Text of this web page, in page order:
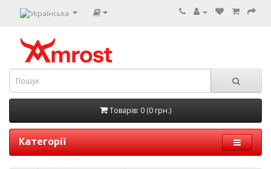
Товарів: 0 (0 грн.)
Категорії